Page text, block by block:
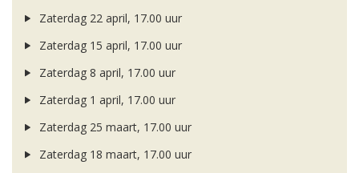
Zaterdag 22 april, 17.00 uur
Zaterdag 15 april, 17.00 uur
Zaterdag 8 april, 17.00 uur
Zaterdag 1 april, 17.00 uur
Zaterdag 25 maart, 17.00 uur
Zaterdag 18 maart, 17.00 uur